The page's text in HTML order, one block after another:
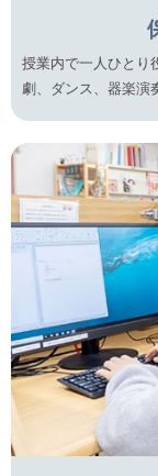
授業内で一人ひとり
劇、ダンス、器楽演